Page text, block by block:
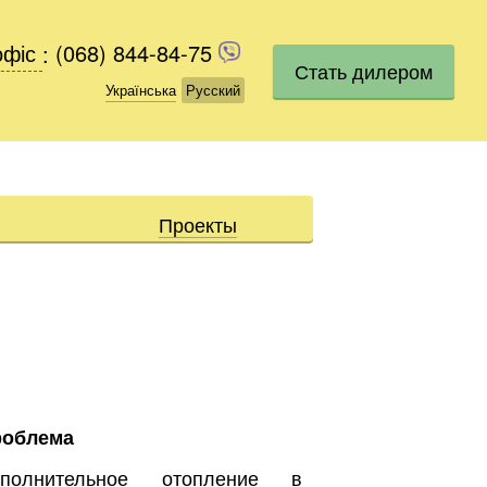
(068) 844-84-75
Українська Русский
: (068) 844-84-75
Українська Русский
Стать дилером
Проекты
отопление в